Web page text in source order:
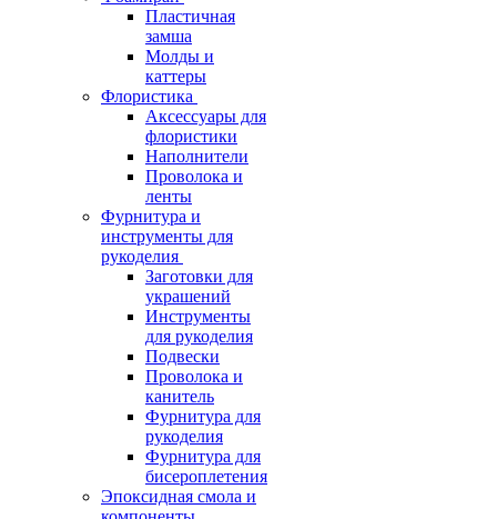
Пластичная
замша
Молды и
каттеры
Флористика
Аксессуары для
флористики
Наполнители
Проволока и
ленты
Фурнитура и
инструменты для
рукоделия
Заготовки для
украшений
Инструменты
для рукоделия
Подвески
Проволока и
канитель
Фурнитура для
рукоделия
Фурнитура для
бисероплетения
Эпоксидная смола и